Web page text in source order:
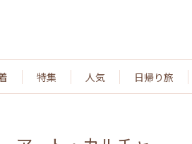
特集 人気 日帰り旅